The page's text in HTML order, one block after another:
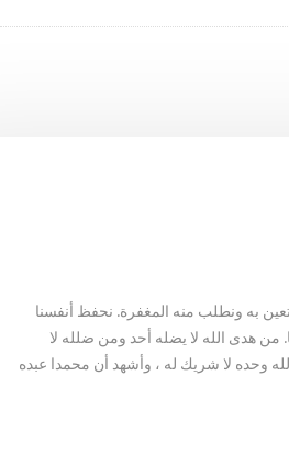
به ونطلب منه المغفرة. نحفظ أنفسنا
من هدى الله لا يضله أحد ومن ضلله لا
الله وحده لا شريك له ، وأشهد أن محمدا عبده